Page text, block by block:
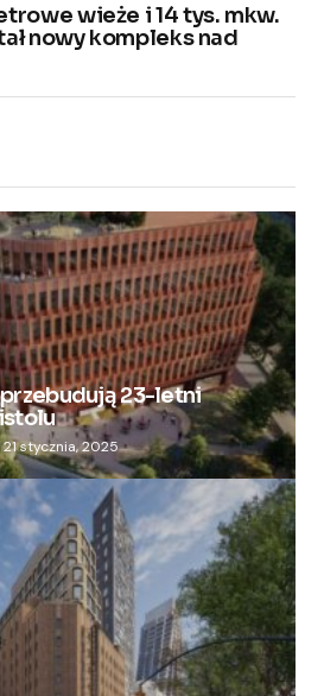
wieże i 14 tys. mkw.
nowy kompleks nad
23-letni
21 stycznia, 2025